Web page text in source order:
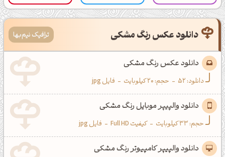
دانلود عکس رنگ مشکی ترافیک نیم‌بها
دانلود عکس رنگ مشکی
دانلود:52
- حجم: 20 کیلوبایت - فایل jpg
دانلود والپیپر موبایل رنگ مشکی
حجم: 33 کیلوبایت - کیفیت Full HD - فایل jpg
دانلود والپیپر کامپیوتر رنگ مشکی